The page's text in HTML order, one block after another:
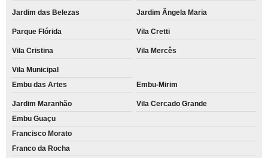
Jardim das Belezas Jardim Ângela Maria
Parque Flórida Vila Cretti
Vila Cristina Vila Mercês
Vila Municipal
Embu das Artes
Embu-Mirim
Jardim Maranhão
Vila Cercado Grande
Embu Guaçu
Francisco Morato
Franco da Rocha